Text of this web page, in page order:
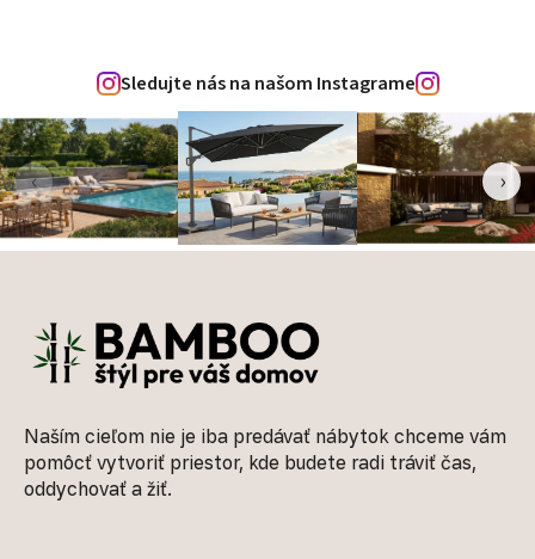
Sledujte nás na našom Instagrame
‹ ›
Naším cieľom nie je iba predávať nábytok chceme vám
pomôcť vytvoriť priestor, kde budete radi tráviť čas,
oddychovať a žiť.